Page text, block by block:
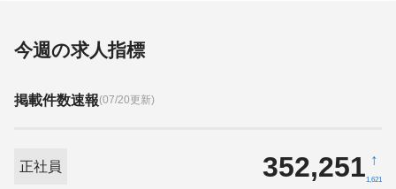
今週の求人指標
掲載件数速報(07/20更新)
正社員 352,251 ↑
1,621